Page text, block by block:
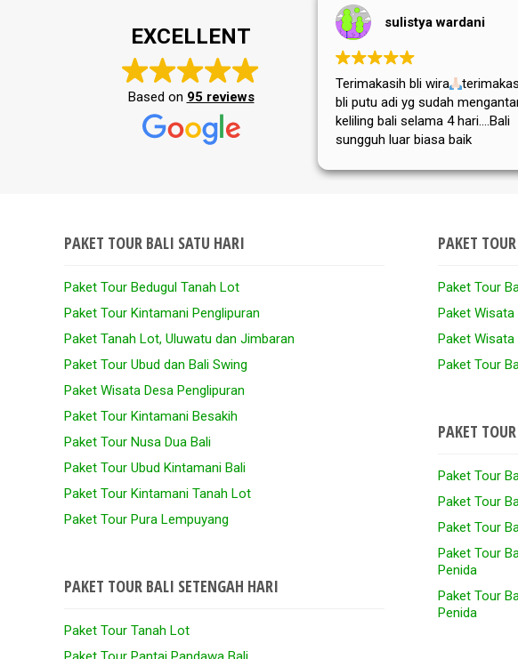
EXCELLENT
Based on 95 reviews
sulistya wardani
Terimakasih bli wira
bli putu adi yg sudah
keliling bali selama 4 hari....Bali
sungguh luar biasa baik
tempat wisatanya....semoga
PAKET TOUR BALI SATU HARI
Paket Tour Bedugul Tanah Lot
Paket Tour Kintamani Penglipuran
Paket Tanah Lot, Uluwatu dan Jimbaran
Paket Tour Ubud dan Bali Swing
Paket Wisata Desa Penglipuran
Paket Tour Kintamani Besakih
Paket Tour Nusa Dua Bali
Paket Tour Ubud Kintamani Bali
Paket Tour Kintamani Tanah Lot
Paket Tour Pura Lempuyang
PAKET TOUR BALI SETENGAH HARI
Paket Tour Tanah Lot
PAKET
Paket Tour
Paket
Paket
Paket Tour
PAKET
Paket Tour
Paket Tour
Paket Tour
Paket Tour
Penida
Paket Tour
Penida